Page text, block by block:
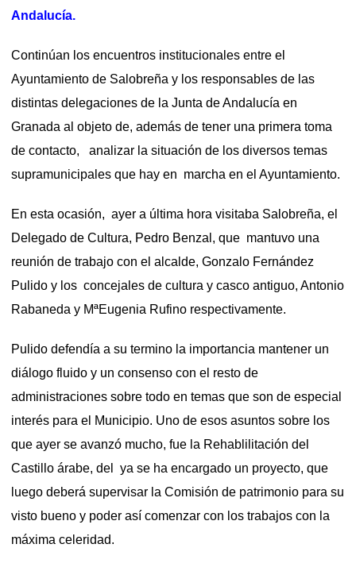
Andalucía.
Continúan los encuentros institucionales entre el
Ayuntamiento de Salobreña y los responsables de las
distintas delegaciones de la Junta de Andalucía en
Granada al objeto de, además de tener una primera toma
de contacto, analizar la situación de los diversos temas
supramunicipales que hay en marcha en el Ayuntamiento.
En esta ocasión, ayer a última hora visitaba Salobreña, el
Delegado de Cultura, Pedro Benzal, que mantuvo una
reunión de trabajo con el alcalde, Gonzalo Fernández
Pulido y los concejales de cultura y casco antiguo, Antonio
Rabaneda y MªEugenia Rufino respectivamente.
Pulido defendía a su termino la importancia mantener un
diálogo fluido y un consenso con el resto de
administraciones sobre todo en temas que son de especial
interés para el Municipio. Uno de esos asuntos sobre los
que ayer se avanzó mucho, fue la Rehablilitación del
Castillo árabe, del ya se ha encargado un proyecto, que
luego deberá supervisar la Comisión de patrimonio para su
visto bueno y poder así comenzar con los trabajos con la
máxima celeridad.